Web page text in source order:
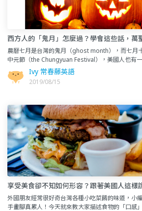
西方人的「鬼月」怎麼過？學會這些話，
treat」
農曆七月是台灣的鬼月（ghost month），而七月
中元節（the Chungyuan Festival），美國人也有
相關——Ivy 常春藤英語
2019/08/15
享受美食卻不知如何形容？跟著美國人這樣
好滋味
外國朋友經常很好奇台灣各種小吃菜餚的味道，小
手畫腳真累人！今天就來教大家描述食物的「口感